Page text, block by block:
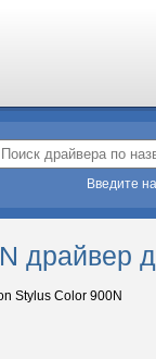
Введите
драйвер
Stylus Color 900N